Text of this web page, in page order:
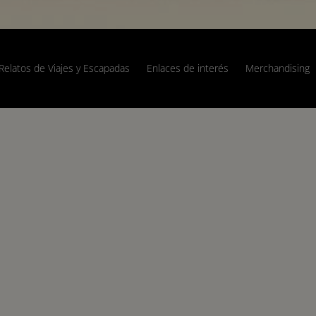
de Viajes y Escapadas Enlaces de interés Merchandising